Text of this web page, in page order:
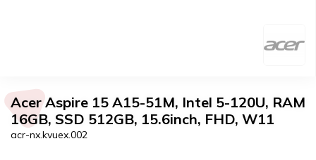
Acer Aspire 15 A15-51M, Intel 5-120U, RAM
16GB, SSD 512GB, 15.6inch, FHD, W11
acr-nx.kvuex.002